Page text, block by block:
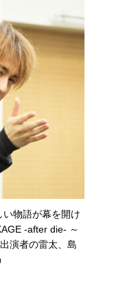
物語が幕を開け
-after die- ～
演者の雷太、島